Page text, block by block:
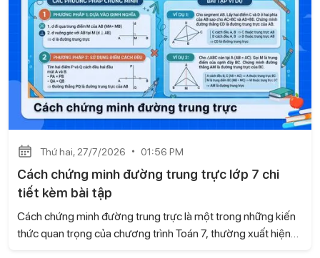
Thứ hai, 27/7/2026 01:56 PM
Cách chứng minh đường trung trực lớp 7 chi
tiết kèm bài tập
Cách chứng minh đường trung trực là một trong những kiến
thức quan trọng của chương trình Toán 7, thường xuất hiện